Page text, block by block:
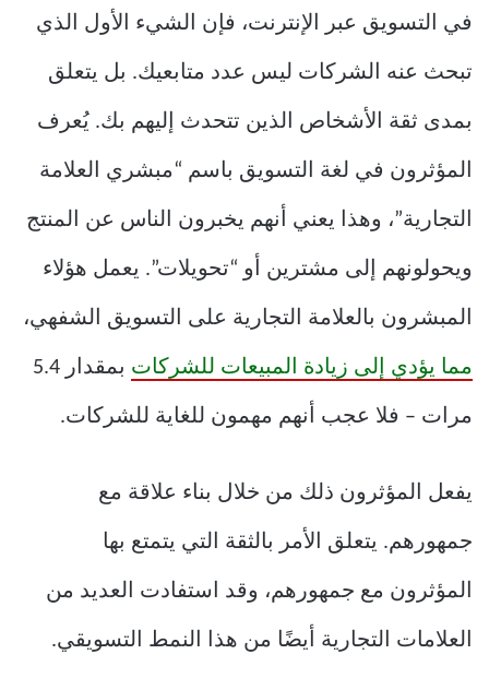
في التسويق عبر الإنترنت، فإن الشيء الأول الذي
تبحث عنه الشركات ليس عدد متابعيك. بل يتعلق
بمدى ثقة الأشخاص الذين تتحدث إليهم بك. يُعرف
المؤثرون في لغة التسويق باسم “مبشري العلامة
التجارية”، وهذا يعني أنهم يخبرون الناس عن المنتج
ويحولونهم إلى مشترين أو “تحويلات”. يعمل هؤلاء
المبشرون بالعلامة التجارية على التسويق الشفهي،
مما يؤدي إلى زيادة المبيعات للشركات بمقدار 5.4
مرات – فلا عجب أنهم مهمون للغاية للشركات.
يفعل المؤثرون ذلك من خلال بناء علاقة مع
جمهورهم. يتعلق الأمر بالثقة التي يتمتع بها
المؤثرون مع جمهورهم، وقد استفادت العديد من
العلامات التجارية أيضًا من هذا النمط التسويقي.